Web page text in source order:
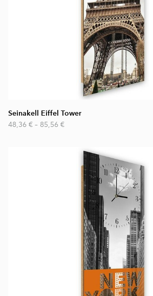
Seinakell Eiffel Tower
48,36 € – 85,56 €